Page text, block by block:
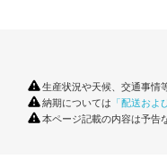
生産状況や天候、交通事情
納期については 「配送およ
本ページ記載の内容は予告